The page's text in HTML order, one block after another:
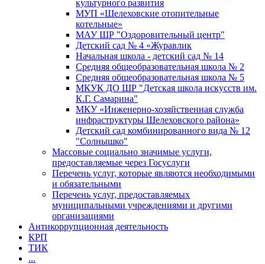
культурного развития
МУП «Шелеховские отопительные
котельные»
МАУ ШР "Оздоровительный центр"
Детский сад № 4 «Журавлик
Начальная школа - детский сад № 14
Средняя общеобразовательная школа № 2
Средняя общеобразовательная школа № 5
МКУК ДО ШР "Детская школа искусств им.
К.Г. Самарина"
МКУ «Инженерно-хозяйственная служба
инфраструктуры Шелеховского района»
Детский сад комбинированного вида № 12
"Солнышко"
Массовые социально значимые услуги,
предоставляемые через Госуслуги
Перечень услуг, которые являются необходимыми
и обязательными
Перечень услуг, предоставляемых
муниципальными учреждениями и другими
организациями
Антикоррупционная деятельность
КРП
ТИК
...